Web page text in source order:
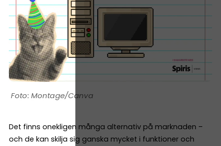
Montage/Canva
Det finns onekligen många alternativ på marknaden –
och de kan skilja sig ganska mycket i funktioner och